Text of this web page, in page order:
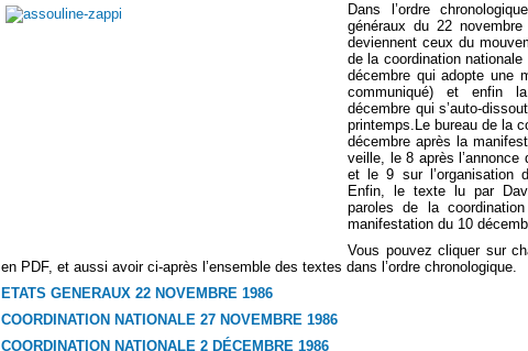
Dans l’ordre
généraux du 22
deviennent ceux du
de la coordination
décembre qui adopte une
communiqué) et enfin
décembre qui s’auto-
printemps.Le bureau de la
décembre après la
veille, le 8 après
et le 9 sur l’organisation
Enfin, le texte lu par
paroles de la
manifestation du 10
Vous pouvez cliquer sur
en PDF, et aussi avoir ci-après l’ensemble des textes dans l’ordre chronologique.
ETATS GENERAUX 22 NOVEMBRE 1986
COORDINATION NATIONALE 27 NOVEMBRE 1986
COORDINATION NATIONALE 2 DÉCEMBRE 1986